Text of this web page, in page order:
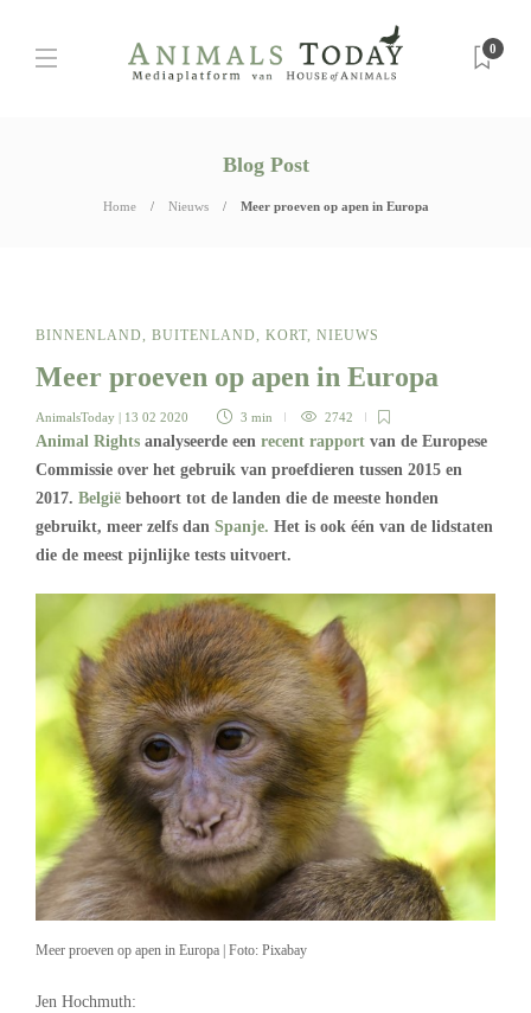
0
Blog Post
Home Nieuws Meer proeven op apen in Europa
BINNENLAND, BUITENLAND, KORT, NIEUWS
Meer proeven op apen in Europa
AnimalsToday | 13 02 2020 3 min 2742
Animal Rights analyseerde een recent rapport van de Europese
Commissie over het gebruik van proefdieren tussen 2015 en
2017. België behoort tot de landen die de meeste honden
gebruikt, meer zelfs dan Spanje. Het is ook één van de lidstaten
die de meest pijnlijke tests uitvoert.
Meer proeven op apen in Europa | Foto: Pixabay
Jen Hochmuth: